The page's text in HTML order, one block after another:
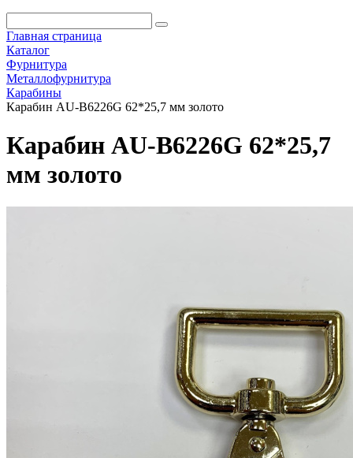
Главная страница
Каталог
Фурнитура
Металлофурнитура
Карабины
Карабин AU-B6226G 62*25,7 мм золото
Карабин AU-B6226G 62*25,7
мм золото